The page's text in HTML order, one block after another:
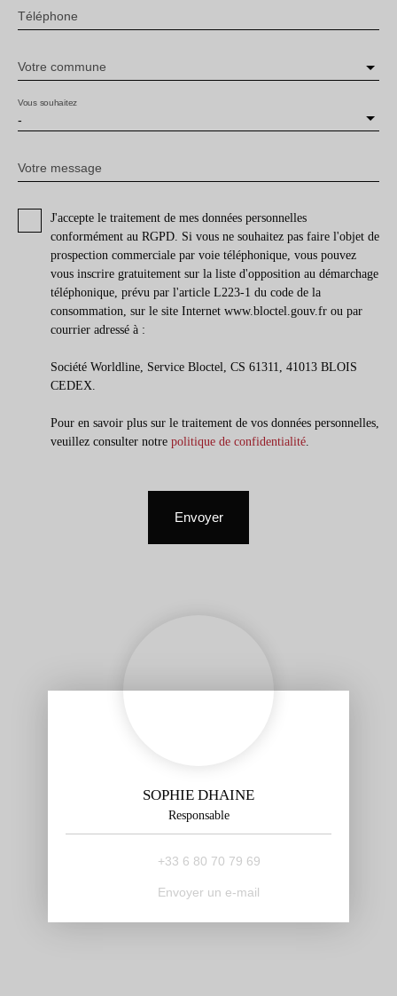
Téléphone
Votre commune
-
Vous souhaitez
Votre message
J'accepte le traitement de mes données personnelles
conformément au RGPD. Si vous ne souhaitez pas faire l'objet de
prospection commerciale par voie téléphonique, vous pouvez
vous inscrire gratuitement sur la liste d'opposition au démarchage
téléphonique, prévu par l'article L223-1 du code de la
consommation, sur le site Internet www.bloctel.gouv.fr ou par
courrier adressé à :
Société Worldline, Service Bloctel, CS 61311, 41013 BLOIS
CEDEX.
Pour en savoir plus sur le traitement de vos données personnelles,
veuillez consulter notre politique de confidentialité.
Envoyer
SOPHIE DHAINE
Responsable
+33 6 80 70 79 69
Envoyer un e-mail